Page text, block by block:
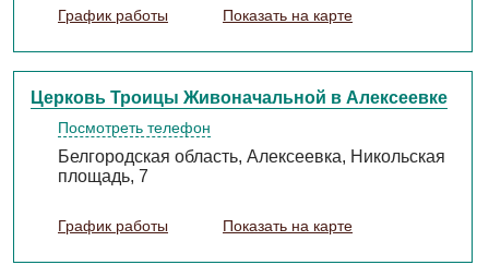
График работы Показать на карте
Церковь Троицы Живоначальной в Алексеевке
Посмотреть телефон
Белгородская область, Алексеевка, Никольская
площадь, 7
График работы Показать на карте